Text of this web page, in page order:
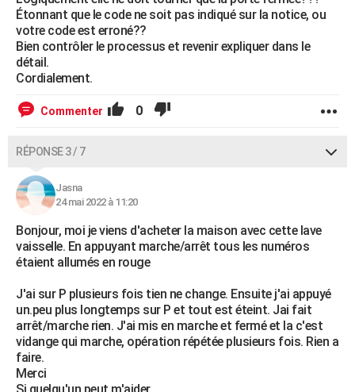
Étonnant que le code ne soit pas indiqué sur la notice, ou
votre code est erroné??
Bien contrôler le processus et revenir expliquer dans le
détail.
Cordialement.
Commenter 0
RÉPONSE 3 / 7
Jasna
24 mai 2022 à 11:20
Bonjour, moi je viens d'acheter la maison avec cette lave
vaisselle. En appuyant marche/arrêt tous les numéros
étaient allumés en rouge
J'ai sur P plusieurs fois tien ne change. Ensuite j'ai appuyé
un.peu plus longtemps sur P et tout est éteint. Jai fait
arrêt/marche rien. J'ai mis en marche et fermé et la c'est
vidange qui marche, opération répétée plusieurs fois. Rien a
faire.
Merci